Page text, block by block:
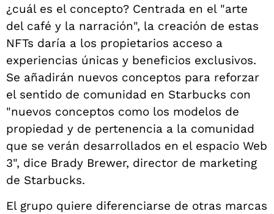
¿cuál es el concepto? Centrada en el "arte
del café y la narración", la creación de estas
NFTs daría a los propietarios acceso a
experiencias únicas y beneficios exclusivos.
Se añadirán nuevos conceptos para reforzar
el sentido de comunidad en Starbucks con
"nuevos conceptos como los modelos de
propiedad y de pertenencia a la comunidad
que se verán desarrollados en el espacio Web
3", dice Brady Brewer, director de marketing
de Starbucks.
El grupo quiere diferenciarse de otras marcas